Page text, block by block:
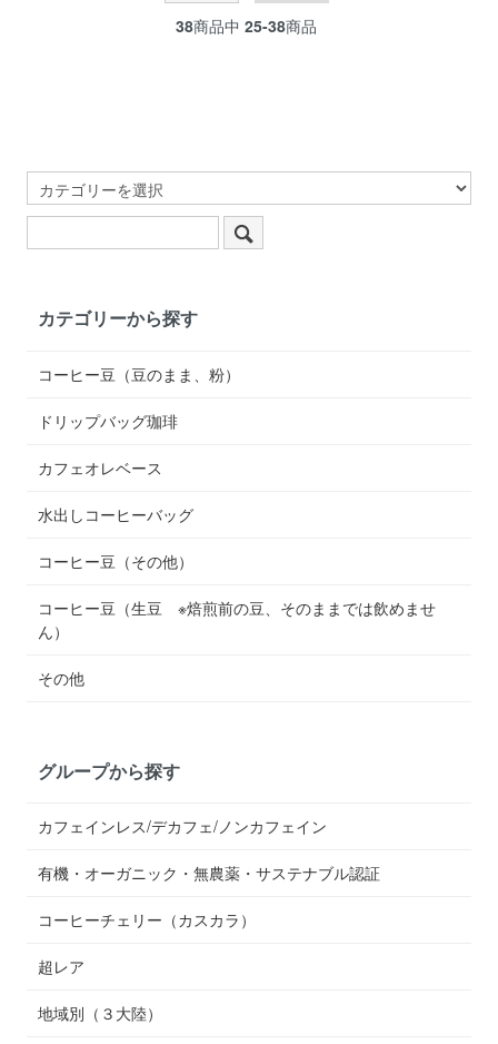
38商品中 25-38商品
カテゴリーから探す
コーヒー豆（豆のまま、粉）
ドリップバッグ珈琲
カフェオレベース
水出しコーヒーバッグ
コーヒー豆（その他）
コーヒー豆（生豆 ※焙煎前の豆、そのままでは飲めませ
ん）
その他
グループから探す
カフェインレス/デカフェ/ノンカフェイン
有機・オーガニック・無農薬・サステナブル認証
コーヒーチェリー（カスカラ）
超レア
地域別（３大陸）